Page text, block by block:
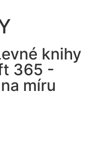
knihy
365 -
míru